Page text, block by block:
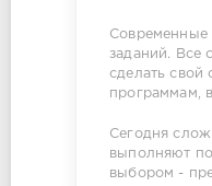
Современные
заданий. Все
сделать свой
программам,
Сегодня
выполняют
выбором -